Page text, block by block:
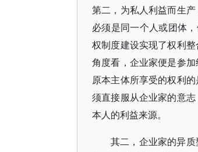
第二，为私人利益而生
必须是同一个人或团体
权制度建设实现了权利
角度看，企业家便是参
原本主体所享受的权利
须直接服从企业家的意
本人的利益来源。
其二，企业家的异